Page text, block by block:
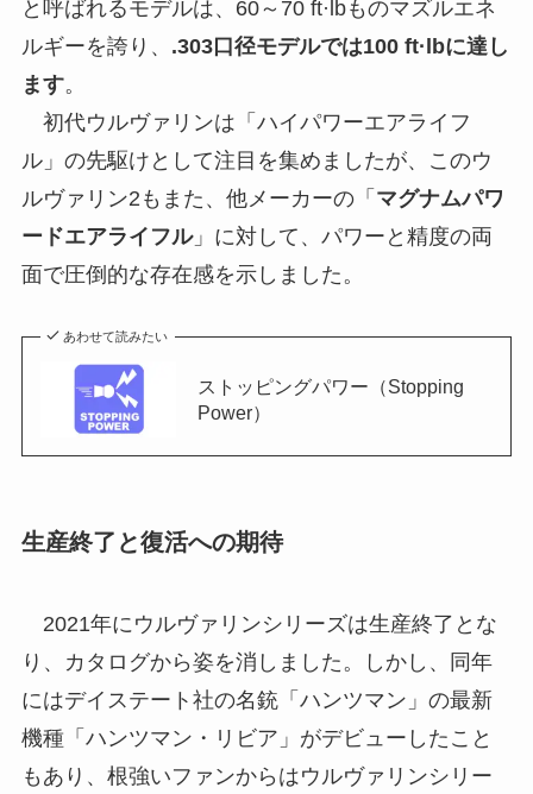
と呼ばれるモデルは、60～70 ft·lbものマズルエネ
ルギーを誇り、 .303口径モデルでは100 ft·lbに達し
ます。
初代ウルヴァリンは「ハイパワーエアライフ
ル」の先駆けとして注目を集めましたが、このウ
ルヴァリン2もまた、他メーカーの「 マグナムパワ
ードエアライフル」に対して、パワーと精度の両
面で圧倒的な存在感を示しました。
あわせて読みたい
ストッピングパワー（Stopping
Power）
生産終了と復活への期待
2021年にウルヴァリンシリーズは生産終了とな
り、カタログから姿を消しました。しかし、同年
にはデイステート社の名銃「ハンツマン」の最新
機種「ハンツマン・リビア」がデビューしたこと
もあり、根強いファンからはウルヴァリンシリー